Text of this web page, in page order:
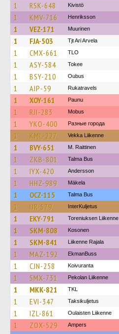
1 RSK-648 Kivistö
1 KMV-716 Henriksson
1 VEZ-171 Muurinen
1 FJA-503 Tjt Ari Arvela
1 CMX-661 TLO
1 ASY-584 Tokee
1 BSY-210 Oubus
1 AIP-59 Rukatravels
1 XOY-161 Paunu
1 RJI-283 Mobus
1 YKO-400 Разные города
1 KML-227 Vekka Liikenne
1 BVY-651 M. Raittinen
1 ZKB-801 Talma Bus
1 IYX-420 Andersson
1 HHZ-989 Mäkela
1 OCZ-115 Talma Bus
1 IJR-579 InterKuljetus
1 EKY-791 Toreniuksen Liikenne
1 SKM-808 Kosonen
1 SKM-841 Liikenne Rajala
1 MAZ-192 EkmanBuss
1 CJN-258 Koivuranta
1 SMX-731 Pekolan Liikenne
1 MKK-821 TKL
1 EVI-347 Taksikuljetus
1 IZL-861 Oulaisten Liikenne
1 ZOX-529 Ampers